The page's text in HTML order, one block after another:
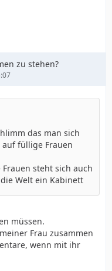
zu stehen?
das man sich
füllige Frauen
steht sich auch
Welt ein Kabinett
müssen.
Frau zusammen
wenn mit ihr